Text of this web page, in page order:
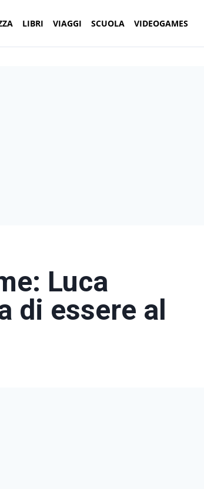
LIBRI VIAGGI SCUOLA VIDEOGAMES
Luca
di essere al